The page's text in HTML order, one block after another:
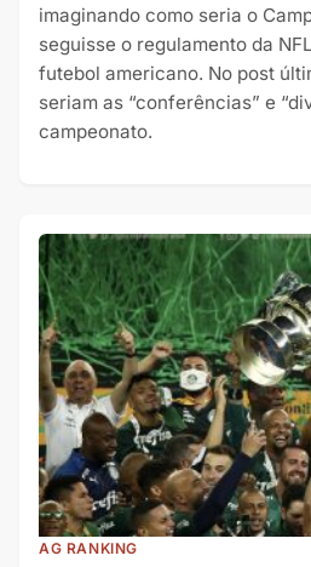
imaginando como seria o
seguisse o regulamento da
futebol americano. No post
seriam as “conferências” e
campeonato.
AG RANKING